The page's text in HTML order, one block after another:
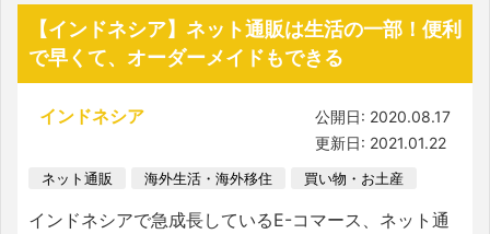
【インドネシア】ネット通販は生活の一部！便利
で早くて、オーダーメイドもできる
インドネシア
公開日: 2020.08.17
更新日: 2021.01.22
ネット通販 海外生活・海外移住 買い物・お土産
インドネシアで急成長しているE-コマース、ネット通